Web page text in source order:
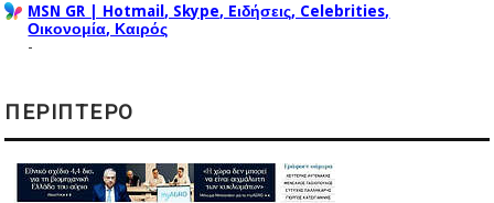
MSN GR | Hotmail, Skype, Eιδήσεις, Celebrities,
Οικονομία, Καιρός
-
ΠΕΡΙΠΤΕΡΟ